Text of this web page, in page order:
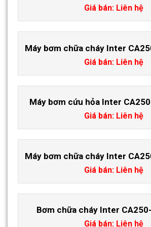
Giá bán: Liên hệ
Máy bơm chữa cháy Inter
Giá bán: Liên hệ
Máy bơm cứu hỏa Inter
Giá bán: Liên hệ
Máy bơm chữa cháy Inter
Giá bán: Liên hệ
Bơm chữa cháy Inter
Giá bán: Liên hệ